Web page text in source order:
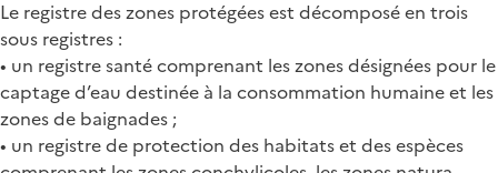
Le registre des zones protégées est décomposé en trois
sous registres :
• un registre santé comprenant les zones désignées pour le
captage d’eau destinée à la consommation humaine et les
zones de baignades ;
• un registre de protection des habitats et des espèces